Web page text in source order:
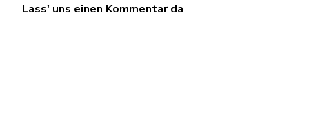
Lass' uns einen Kommentar da